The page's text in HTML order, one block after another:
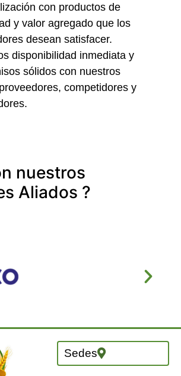
con productos de
y valor agregado que los
desean satisfacer.
disponibilidad inmediata y
sólidos con nuestros
competidores y
nuestros
Aliados ?
Sedes